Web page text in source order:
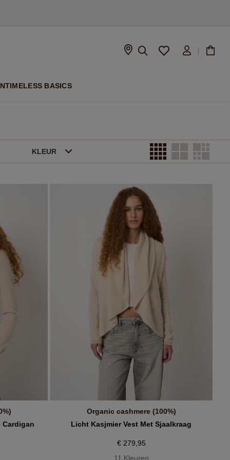
TIMELESS BASICS
KLEUR
Cardigan
IN WINKELMANDJE
Organic cashmere (100%)
Licht Kasjmier Vest Met Sjaalkraag
€ 279,95
11 Kleuren